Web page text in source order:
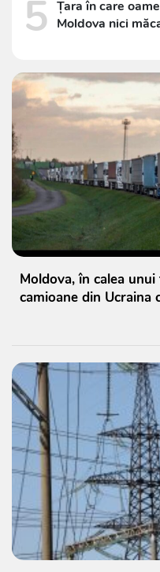
5 Țara în care
Moldova nici
Moldova, în calea
camioane din Ucraina